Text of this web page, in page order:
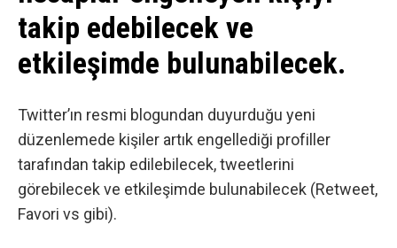
takip edebilecek ve
etkileşimde bulunabilecek.
Twitter’ın resmi blogundan duyurduğu yeni
düzenlemede kişiler artık engellediği profiller
tarafından takip edilebilecek, tweetlerini
görebilecek ve etkileşimde bulunabilecek (Retweet,
Favori vs gibi).